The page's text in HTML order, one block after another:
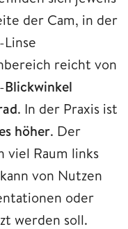
der Cam, in der
reicht von
Blickwinkel
. In der Praxis ist
höher. Der
viel Raum links
von Nutzen
oder
werden soll.